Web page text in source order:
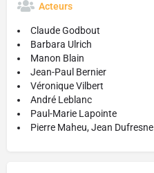
Acteurs
Claude Godbout
Barbara Ulrich
Manon Blain
Jean-Paul Bernier
Véronique Vilbert
André Leblanc
Paul-Marie Lapointe
Pierre Maheu, Jean Dufresne